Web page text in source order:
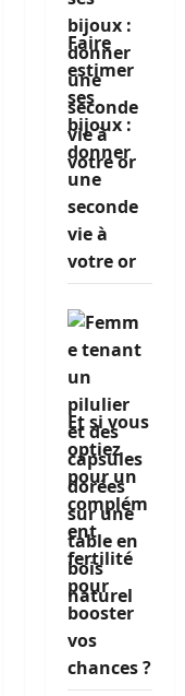
Faire
estimer
ses
bijoux :
donner
une
seconde
vie à
votre or
Et si vous
optiez
pour un
complém
ent
fertilité
pour
booster
vos
chances ?